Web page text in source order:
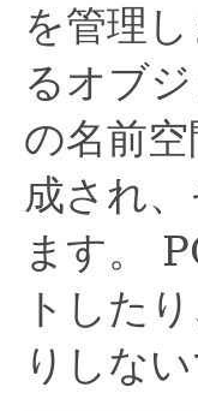
を管理し
るオブ
の名前空
成され
ます。
トした
りしな